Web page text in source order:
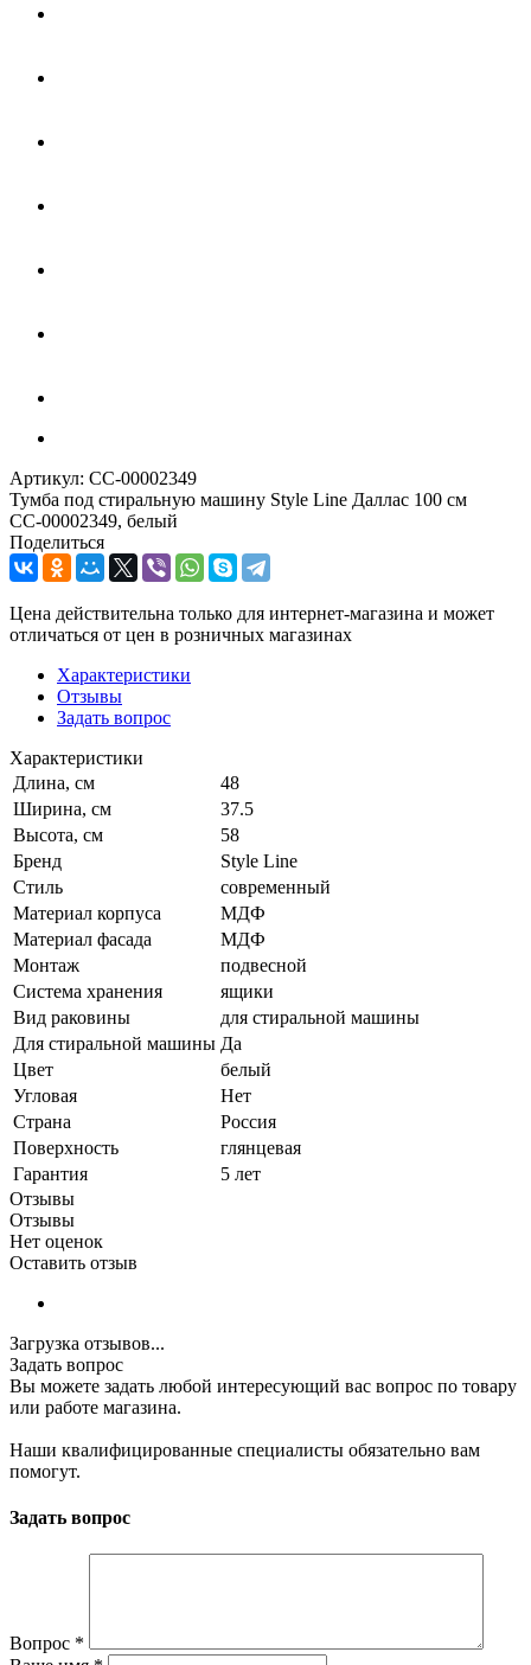
Артикул: СС-00002349
Тумба под стиральную машину Style Line Даллас 100 см
СС-00002349, белый
Поделиться
Цена действительна только для интернет-магазина и может
отличаться от цен в розничных магазинах
Характеристики
Отзывы
Задать вопрос
Характеристики
Длина, см
48
Ширина, см
37.5
Высота, см
58
Бренд
Style Line
Стиль
современный
Материал корпуса
МДФ
Материал фасада
МДФ
Монтаж
подвесной
Система хранения
ящики
Вид раковины
для стиральной машины
Для стиральной машины Да
Цвет
белый
Угловая
Нет
Страна
Россия
Поверхность
глянцевая
Гарантия
5 лет
Отзывы
Отзывы
Нет оценок
Оставить отзыв
Загрузка отзывов...
Задать вопрос
Вы можете задать любой интересующий вас вопрос по товару
или работе магазина.
Наши квалифицированные специалисты обязательно вам
помогут.
Задать вопрос
Вопрос *